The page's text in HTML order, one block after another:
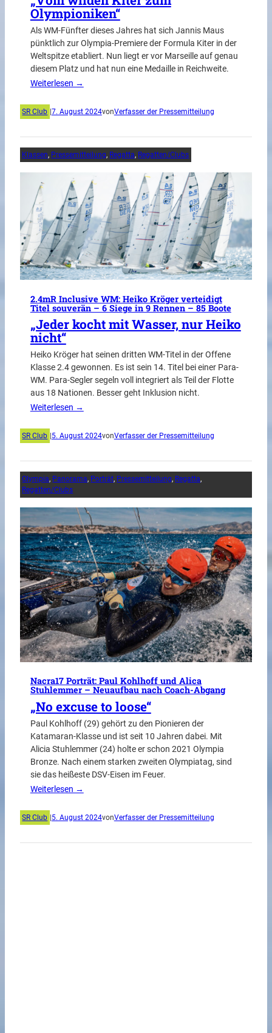
Olympioniken“
Als WM-Fünfter dieses Jahres hat sich Jannis Maus
pünktlich zur Olympia-Premiere der Formula Kiter in der
Weltspitze etabliert. Nun liegt er vor Marseille auf genau
diesem Platz und hat nun eine Medaille in Reichweite.
Weiterlesen →
SR Club 7. August 2024vonVerfasser der Pressemitteilung
Klassen, Pressemitteilung, Regatta, Regatten/Clubs
2.4mR Inclusive WM: Heiko Kröger verteidigt
Titel souverän – 6 Siege in 9 Rennen – 85 Boote
„Jeder kocht mit Wasser, nur Heiko
nicht“
Heiko Kröger hat seinen dritten WM-Titel in der Offene
Klasse 2.4 gewonnen. Es ist sein 14. Titel bei einer Para-
WM. Para-Segler segeln voll integriert als Teil der Flotte
aus 18 Nationen. Besser geht Inklusion nicht.
Weiterlesen →
SR Club 5. August 2024vonVerfasser der Pressemitteilung
Olympia, Panorama, Porträt, Pressemitteilung, Regatta
Regatten/Clubs
Nacra17 Porträt: Paul Kohlhoff und Alica
Stuhlemmer – Neuaufbau nach Coach-Abgang
„No excuse to loose“
Paul Kohlhoff (29) gehört zu den Pionieren der
Katamaran-Klasse und ist seit 10 Jahren dabei. Mit
Alicia Stuhlemmer (24) holte er schon 2021 Olympia
Bronze. Nach einem starken zweiten Olympiatag, sind
sie das heißeste DSV-Eisen im Feuer.
Weiterlesen →
SR Club 5. August 2024vonVerfasser der Pressemitteilung